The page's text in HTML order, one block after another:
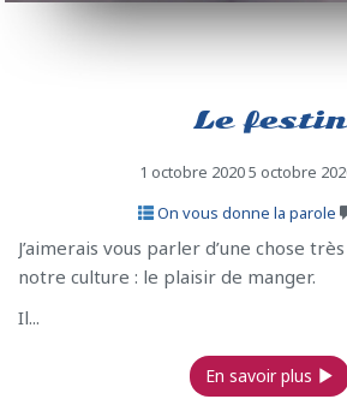
Le festin
1 octobre 20205 octobre
On vous donne la parole
J’aimerais vous parler d’une chose
notre culture : le plaisir de manger.
Il...
En savoir plus